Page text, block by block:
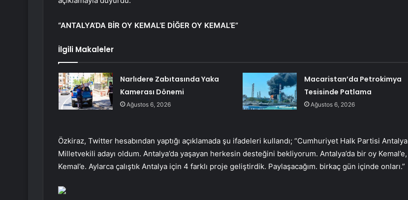
“ANTALYA’DA BİR OY KEMAL’E DİĞER OY KEMAL’E”
İlgili Makaleler
Narlıdere Zabıtasında Yaka
Kamerası Dönemi
Ağustos 6, 2026
Macaristan’da Petrokimya
Tesisinde Patlama
Ağustos 6, 2026
Özkiraz, Twitter hesabından yaptığı açıklamada şu ifadeleri kullandı; “Cumhuriyet Halk Partisi Antalya
Milletvekili adayı oldum. Antalya’da yaşayan herkesin desteğini bekliyorum. Antalya’da bir oy Kemal’e,
Kemal’e. Aylarca çalıştık Antalya için 4 farklı proje geliştirdik. Paylaşacağım. birkaç gün içinde onları.”